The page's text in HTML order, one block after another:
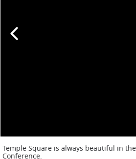
Temple Square is always beautiful in
Conference.